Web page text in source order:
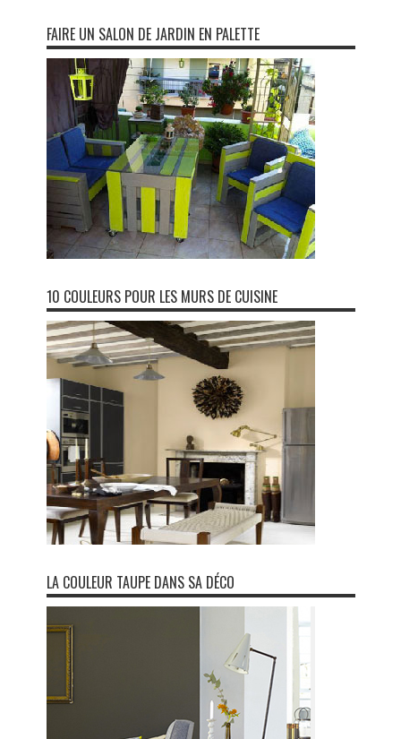
FAIRE UN SALON DE JARDIN EN PALETTE
10 COULEURS POUR LES MURS DE CUISINE
LA COULEUR TAUPE DANS SA DÉCO